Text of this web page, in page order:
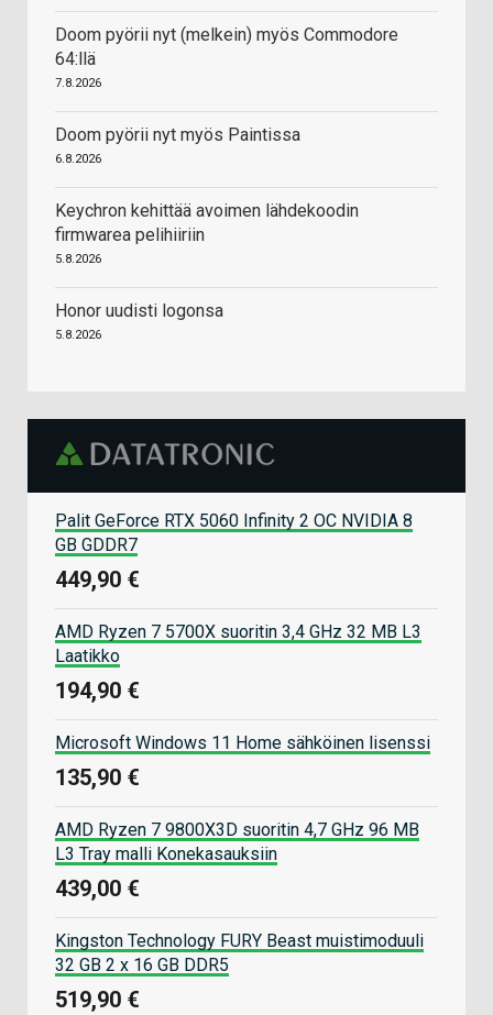
Doom pyörii nyt (melkein) myös Commodore
64:llä
7.8.2026
Doom pyörii nyt myös Paintissa
6.8.2026
Keychron kehittää avoimen lähdekoodin
firmwarea pelihiiriin
5.8.2026
Honor uudisti logonsa
5.8.2026
Palit GeForce RTX 5060 Infinity 2 OC NVIDIA 8
GB GDDR7
449,90 €
AMD Ryzen 7 5700X suoritin 3,4 GHz 32 MB L3
Laatikko
194,90 €
Microsoft Windows 11 Home sähköinen lisenssi
135,90 €
AMD Ryzen 7 9800X3D suoritin 4,7 GHz 96 MB
L3 Tray malli Konekasauksiin
439,00 €
Kingston Technology FURY Beast muistimoduuli
32 GB 2 x 16 GB DDR5
519,90 €